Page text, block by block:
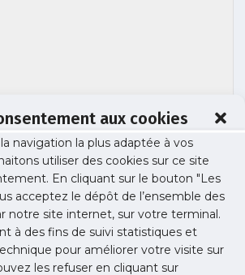
aux cookies
navigation la plus adaptée à vos
utiliser des cookies sur ce site
En cliquant sur le bouton "Les
acceptez le dépôt de l’ensemble des
notre site internet, sur votre terminal.
à des fins de suivi statistiques et
pour améliorer votre visite sur
les refuser en cliquant sur
pour Web (5)
: